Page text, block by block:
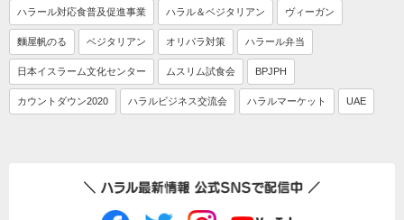
ハラール対応食普及促進事業 ハラル＆ベジタリアン ヴィーガン
麵屋帆のる ベジタリアン オリパラ対策 ハラール弁当
日本イスラーム文化センター ムスリム試食会 BPJPH
カウントダウン2020 ハラルビジネス交流会 ハラルマーケット UAE